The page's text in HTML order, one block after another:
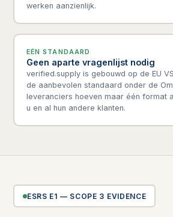
werken aanzienlijk.
EÉN STANDAARD
Geen aparte vragenlijst nodig
verified.supply is gebouwd op de EU
de aanbevolen standaard onder de
leveranciers hoeven maar één format
u en al hun andere klanten.
ESRS E1 — SCOPE 3 EVIDENCE